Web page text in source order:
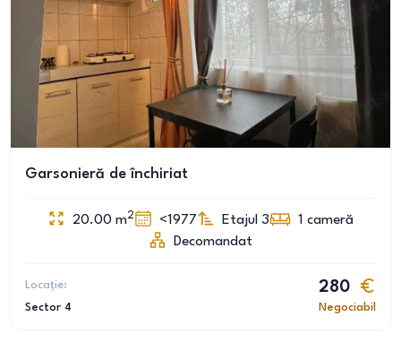
Garsonieră de închiriat
20.00 m2 <1977 Etajul 3 1 cameră
Decomandat
Locație:
Sector 4
280
Negociabil